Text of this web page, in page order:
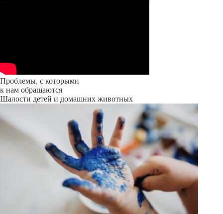
Проблемы, с которыми
к нам обращаются
Шалости детей и домашних животных